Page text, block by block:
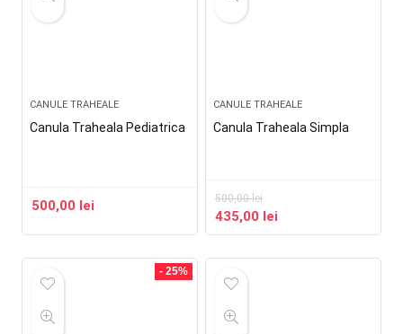
CANULE TRAHEALE
Canula Traheala Pediatrica
500,00 lei
CANULE TRAHEALE
Canula Traheala Simpla
500,00lei
435,00 lei
- 25%